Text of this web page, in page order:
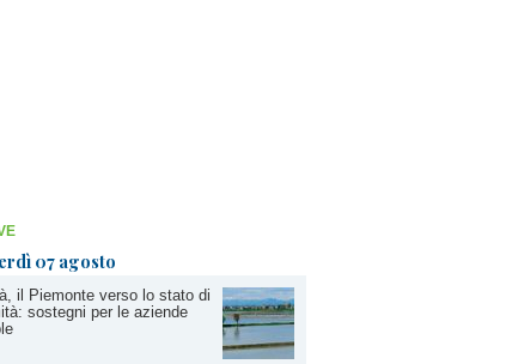
07 agosto
il Piemonte verso lo stato di
sostegni per le aziende